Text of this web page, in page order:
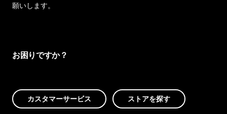
願いします。
お困りですか？
カスタマーサービス ストアを探す